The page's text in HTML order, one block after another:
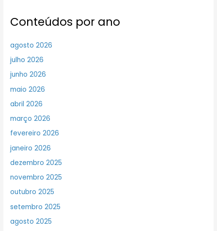
Conteúdos por ano
agosto 2026
julho 2026
junho 2026
maio 2026
abril 2026
março 2026
fevereiro 2026
janeiro 2026
dezembro 2025
novembro 2025
outubro 2025
setembro 2025
agosto 2025